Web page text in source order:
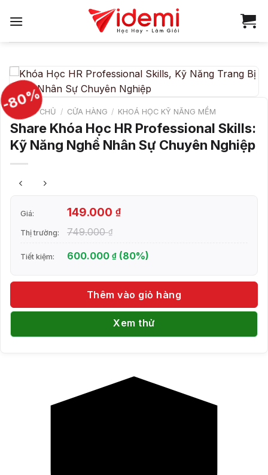
qua
-80%
TRANG CHỦ / CỬA HÀNG / KHOÁ HỌC KỸ NĂNG MỀM
Share Khóa Học HR Professional Skills:
Kỹ Năng Nghề Nhân Sự Chuyên Nghiệp
Giá: 149.000 ₫
Thị trường: 749.000₫
Tiết kiệm: 600.000 ₫ (80%)
Thêm vào giỏ hàng
Xem thử